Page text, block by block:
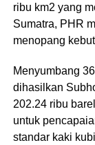
ribu km2 yang
Sumatra, PHR
menopang
Menyumbang
dihasilkan
202.24 ribu
untuk
standar kaki